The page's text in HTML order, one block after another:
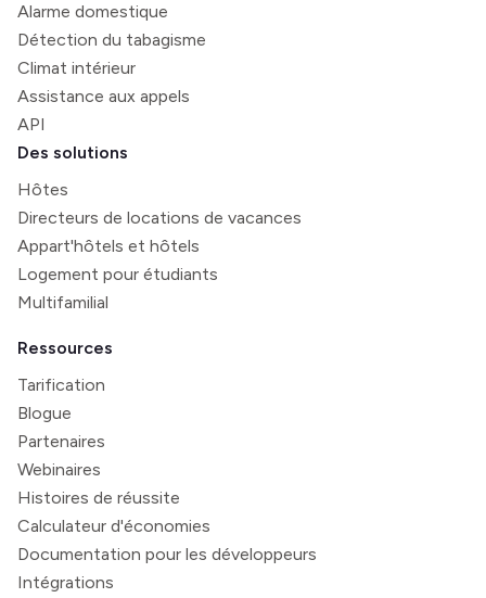
Alarme domestique
Détection du tabagisme
Climat intérieur
Assistance aux appels
API
Des solutions
Hôtes
Directeurs de locations de vacances
Appart'hôtels et hôtels
Logement pour étudiants
Multifamilial
Ressources
Tarification
Blogue
Partenaires
Webinaires
Histoires de réussite
Calculateur d'économies
Documentation pour les développeurs
Intégrations